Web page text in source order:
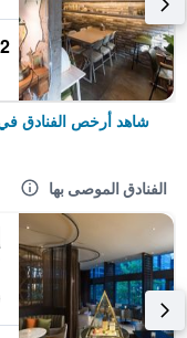
شاهد أرخص الفنادق
الفنادق الموصى بها